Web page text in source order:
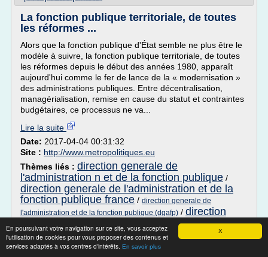
X
En poursuivant votre navigation sur ce site, vous acceptez
l'utilisation de cookies pour vous proposer des contenus et
services adaptés à vos centres d'intérêts. En savoir plus
La fonction publique territoriale, de toutes
les réformes ...
Alors que la fonction publique d'État semble ne plus être le
modèle à suivre, la fonction publique territoriale, de toutes
les réformes depuis le début des années 1980, apparaît
aujourd'hui comme le fer de lance de la « modernisation »
des administrations publiques. Entre décentralisation,
managérialisation, remise en cause du statut et contraintes
budgétaires, ce processus ne va...
Lire la suite
Date: 2017-04-04 00:31:32
Site : http://www.metropolitiques.eu
Thèmes liés : direction generale de
l'administration n et de la fonction publique /
direction generale de l'administration et de la
fonction publique france / direction generale de
l'administration et de la fonction publique (dgafp) / direction
generale de l'administration et de la fonction
publique/tableau des cadres d'emploi de la fonction
publique territoriale